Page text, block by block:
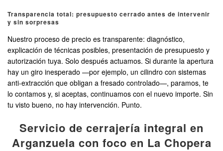
Transparencia total: presupuesto cerrado antes de intervenir
y sin sorpresas
Nuestro proceso de precio es transparente: diagnóstico,
explicación de técnicas posibles, presentación de presupuesto y
autorización tuya. Solo después actuamos. Si durante la apertura
hay un giro inesperado —por ejemplo, un cilindro con sistemas
anti-extracción que obligan a fresado controlado—, paramos, te
lo contamos y, si aceptas, continuamos con el nuevo importe. Sin
tu visto bueno, no hay intervención. Punto.
Servicio de cerrajería integral en
Arganzuela con foco en La Chopera